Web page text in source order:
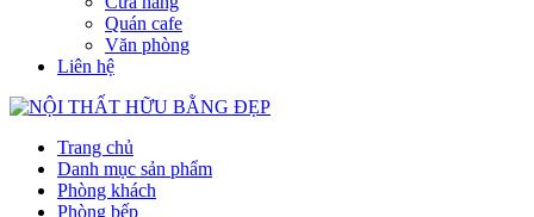
Quán cafe
Văn phòng
Liên hệ
Trang chủ
Danh mục sản phẩm
Phòng khách
Phòng bếp